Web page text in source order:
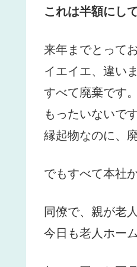
これは半額にし
来年までとって
イエイエ、違いま
すべて廃棄です。
もったいないです
縁起物なのに、
でもすべて本社
同僚で、親が老
今日も老人ホー